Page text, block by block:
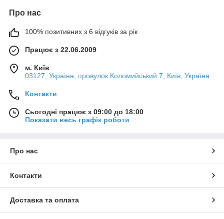
Про нас
100% позитивних з 6 відгуків за рік
Працює з 22.06.2009
м. Київ
03127, Україна, провулок Коломийський 7, Київ, Україна
Контакти
Сьогодні працює з 09:00 до 18:00
Показати весь графік роботи
Про нас
Контакти
Доставка та оплата